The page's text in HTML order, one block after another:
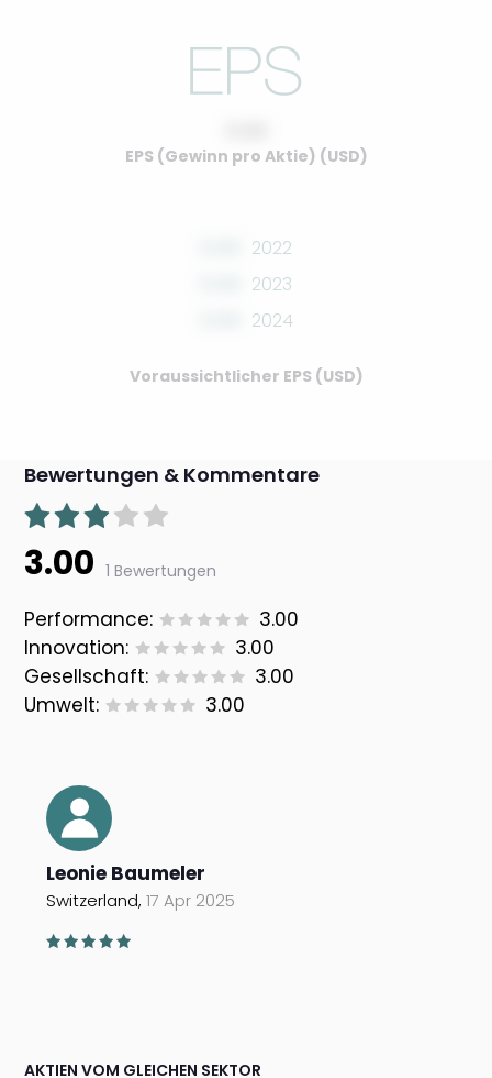
EPS (Gewinn pro Aktie) (USD)
2022
2023
2024
Voraussichtlicher EPS (USD)
Bewertungen & Kommentare
3.00 1 Bewertungen
Performance:
3.00
Innovation:
3.00
Gesellschaft:
3.00
Umwelt:
3.00
Leonie Baumeler
Switzerland,17 Apr 2025
AKTIEN VOM GLEICHEN SEKTOR